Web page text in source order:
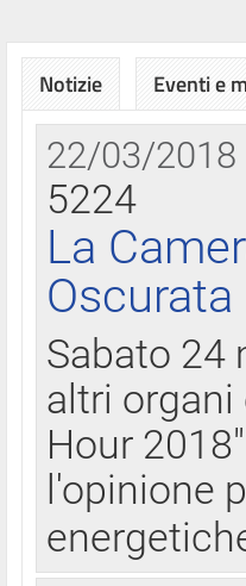
Notizie Eventi e
22/03/2018
5224
La
Sabato 24
altri
Hour
l'opinione